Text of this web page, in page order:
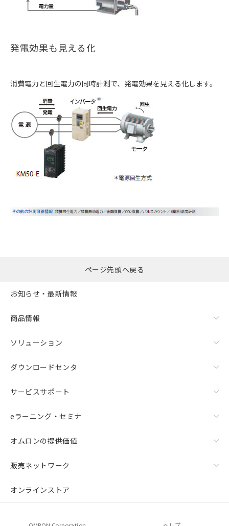
発電効果も見える化
消費電力と回生電力の同時計測で、発電効果を見える化します。
ページ先頭へ戻る
お知らせ・最新情報
商品情報
ソリューション
ダウンロードセンタ
サービスサポート
eラーニング・セミナ
オムロンの提供価値
販売ネットワーク
オンラインストア